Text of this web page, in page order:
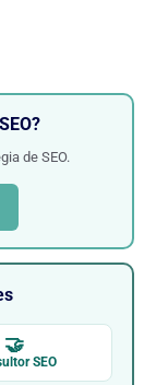
de SEO.
🤝
SEO